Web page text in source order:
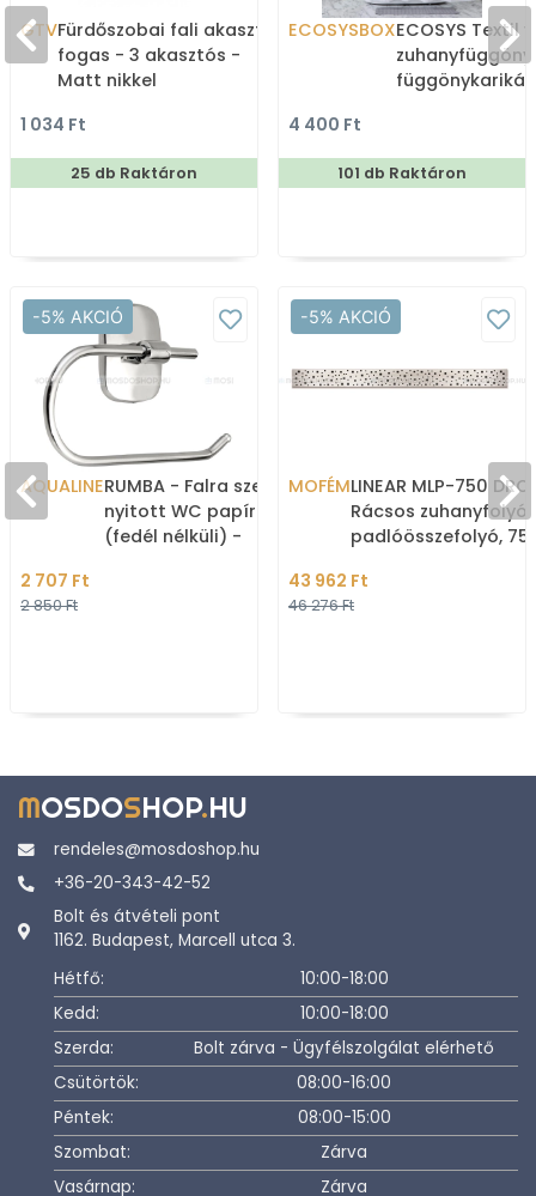
GTVFürdőszobai fali akasztó,
fogas - 3 akasztós -
Matt nikkel
1 034 Ft
25 db Raktáron
ECOSYSBOXECOSYS Textil
zuhanyfüggöny
4 400 Ft
101 db Raktáron
-5% AKCIÓ
AQUALINERUMBA - Falra szerelhető,
nyitott WC papír tartó
(fedél nélküli) -
2 707 Ft
2 850 Ft
-5% AKCIÓ
MOFÉMLINEAR MLP-750
Rácsos
padlóösszefolyó,
43 962 Ft
46 276 Ft
MOSDOSHOP.HU
rendeles@mosdoshop.hu
+36-20-343-42-52
Bolt és átvételi pont
1162. Budapest, Marcell utca 3.
Hétfő:
10:00-18:00
Kedd:
10:00-18:00
Szerda:
Bolt zárva - Ügyfélszolgálat elérhető
Csütörtök:
08:00-16:00
Péntek:
08:00-15:00
Szombat:
Zárva
Vasárnap:
Zárva